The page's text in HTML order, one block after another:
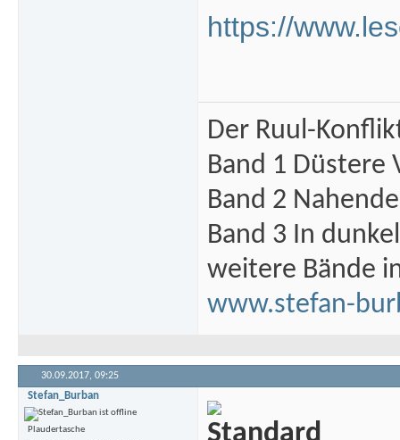
https://
Der Ruul-
Band 1 Düstere
Band 2
Band 3 In
weitere Bände
www.stefan-
30.09.2017, 09:25
Stefan_Burban
Plaudertasche